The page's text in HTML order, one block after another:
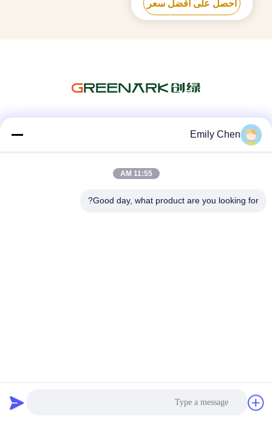
احصل على أفضل سعر
2016-2026 Shanghai Chuanglv Catering Equipment Co., Ltd . كل
Emily Chen
11:55 AM
Good day, what product are you looking for?